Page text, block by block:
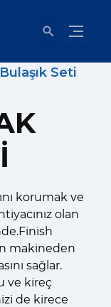
Seti
korumak ve
olan
makineden
sağlar.
ve kireç
de kirece